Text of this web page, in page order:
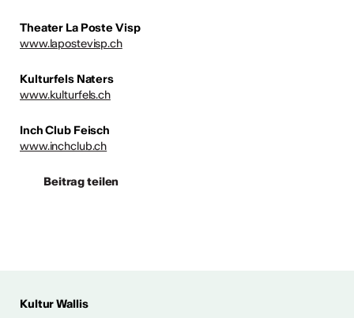
Theater La Poste Visp
www.lapostevisp.ch
Kulturfels Naters
www.kulturfels.ch
Inch Club Feisch
www.inchclub.ch
Beitrag teilen
Kultur Wallis